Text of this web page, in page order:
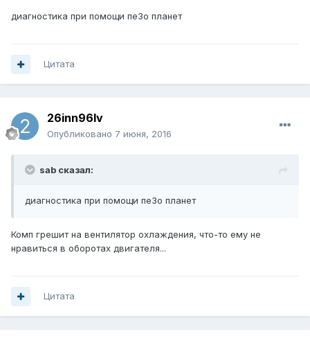
диагностика при помощи пе3о планет
Цитата
26inn96lv
Опубликовано 7 июня, 2016
sab сказал:
диагностика при помощи пе3о планет
Комп грешит на вентилятор охлаждения, что-то ему не
нравиться в оборотах двигателя...
Цитата